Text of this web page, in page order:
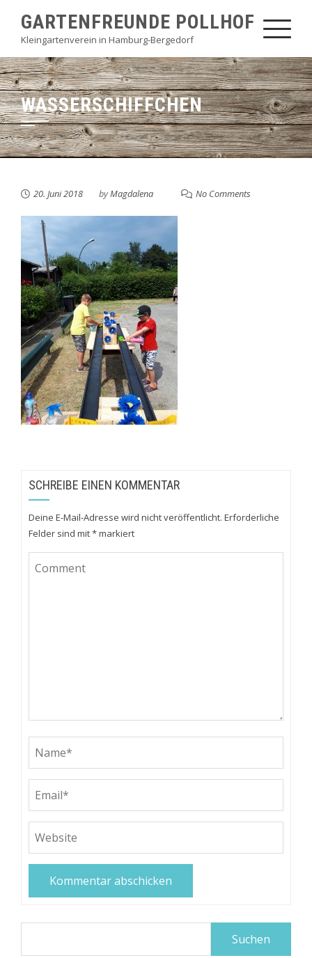
content
GARTENFREUNDE POLLHOF
Kleingartenverein in Hamburg-Bergedorf
WASSERSCHIFFCHEN
20. Juni 2018 byMagdalena No Comments
SCHREIBE EINEN KOMMENTAR
Deine E-Mail-Adresse wird nicht veröffentlicht. Erforderliche
Felder sind mit*markiert